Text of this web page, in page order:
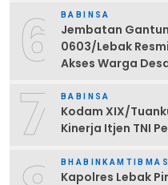
6 BABINSA
Jembatan
0603/Lebak
Akses Warga
7 BABINSA
Kodam XIX/
Kinerja Itjen TNI
BHABINKAMTIBMAS
Kapolres Lebak